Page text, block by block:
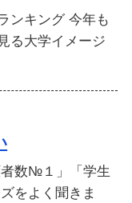
ンキング 今年も
る大学イメージ
数№１」「学生
をよく聞きま